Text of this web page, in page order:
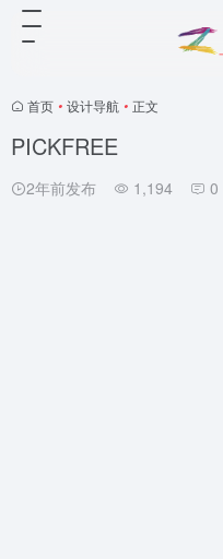
首页 • 设计导航 • 正文
PICKFREE
2年前发布 1,194 0